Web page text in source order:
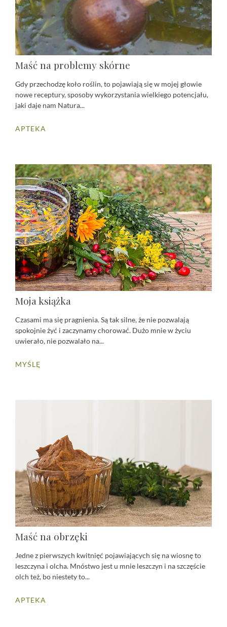
Maść na problemy skórne
Gdy przechodzę koło roślin, to pojawiają się w mojej głowie
nowe receptury, sposoby wykorzystania wielkiego potencjału,
jaki daje nam Natura...
APTEKA
Moja książka
Czasami ma się pragnienia. Są tak silne, że nie pozwalają
spokojnie żyć i zaczynamy chorować. Dużo mnie w życiu
uwierało, nie pozwalało na...
MYŚLĘ
Maść na obrzęki
Jedne z pierwszych kwitnięć pojawiających się na wiosnę to
leszczyna i olcha. Mnóstwo jest u mnie leszczyn i na szczęście
olch też, bo niestety to...
APTEKA